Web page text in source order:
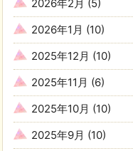
2026年2月 (5)
2026年1月 (10)
2025年12月 (10)
2025年11月 (6)
2025年10月 (10)
2025年9月 (10)